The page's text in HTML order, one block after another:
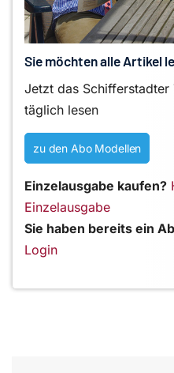
Sie möchten alle Artikel
Jetzt das Schifferstadter
täglich lesen
zu den Abo Modellen
Einzelausgabe kaufen?
Einzelausgabe
Sie haben bereits ein
Login